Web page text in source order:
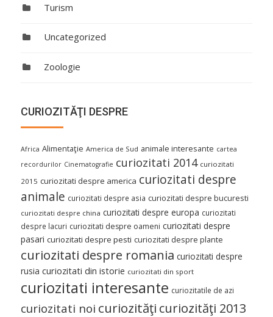
Turism
Uncategorized
Zoologie
CURIOZITĂŢI DESPRE
Africa Alimentaţie America de Sud animale interesante cartea
recordurilor Cinematografie curiozitati 2014 curiozitati
2015 curiozitati despre america curiozitati despre
animale curiozitati despre asia curiozitati despre bucuresti
curiozitati despre china curiozitati despre europa curiozitati
despre lacuri curiozitati despre oameni curiozitati despre
pasari curiozitati despre pesti curiozitati despre plante
curiozitati despre romania curiozitati despre
rusia curiozitati din istorie curiozitati din sport
curiozitati interesante curiozitatile de azi
curiozitati noi curiozităţi curiozităţi 2013